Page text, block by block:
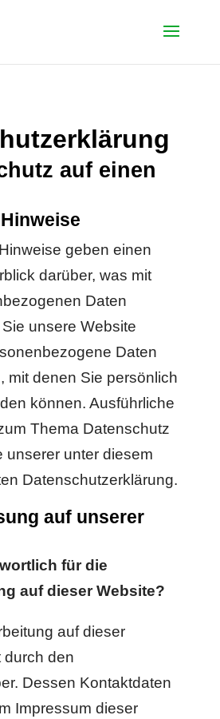
auf einen
geben einen
darüber, was mit
Daten
unsere Website
Daten
mit denen Sie persönlich
können. Ausführliche
Thema Datenschutz
unserer unter diesem
Datenschutzerklärung.
auf unserer
für die
auf dieser Website?
auf dieser
durch den
Dessen Kontaktdaten
Impressum dieser